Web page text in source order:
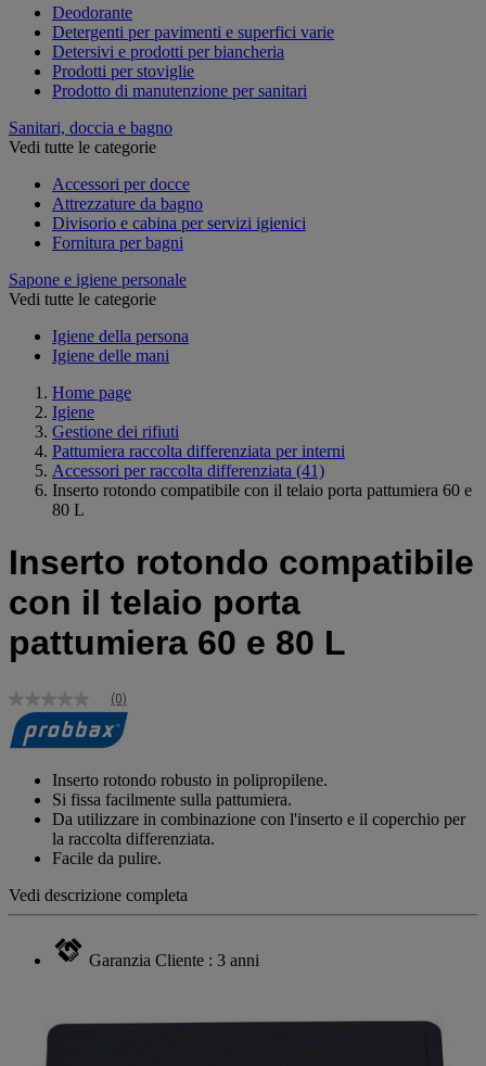
Deodorante
Detergenti per pavimenti e superfici varie
Detersivi e prodotti per biancheria
Prodotti per stoviglie
Prodotto di manutenzione per sanitari
Sanitari, doccia e bagno
Vedi tutte le categorie
Accessori per docce
Attrezzature da bagno
Divisorio e cabina per servizi igienici
Fornitura per bagni
Sapone e igiene personale
Vedi tutte le categorie
Igiene della persona
Igiene delle mani
Home page
Igiene
Gestione dei rifiuti
Pattumiera raccolta differenziata per interni
Accessori per raccolta differenziata (41)
Inserto rotondo compatibile con il telaio porta pattumiera 60 e
80 L
Inserto rotondo compatibile
con il telaio porta
pattumiera 60 e 80 L
Nessuna
valutazione
Stesso
pagina.
(0)
Inserto rotondo robusto in polipropilene.
Si fissa facilmente sulla pattumiera.
Da utilizzare in combinazione con l'inserto e il coperchio per
la raccolta differenziata.
Facile da pulire.
Vedi descrizione completa
Garanzia Cliente : 3 anni